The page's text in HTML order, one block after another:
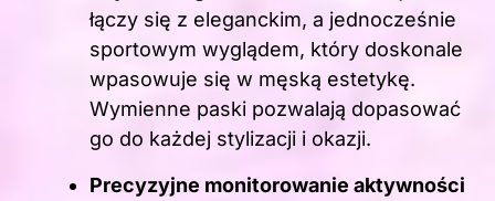
łączy się z eleganckim, a jednocześnie
sportowym wyglądem, który doskonale
wpasowuje się w męską estetykę.
Wymienne paski pozwalają dopasować
go do każdej stylizacji i okazji.
Precyzyjne monitorowanie aktywności